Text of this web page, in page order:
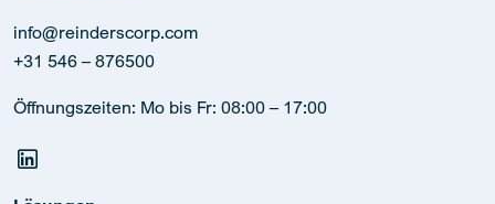
info@reinderscorp.com
+31 546 – 876500
Öffnungszeiten: Mo bis Fr: 08:00 – 17:00